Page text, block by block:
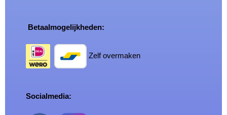
Betaalmogelijkheden:
Zelf overmaken
Socialmedia: